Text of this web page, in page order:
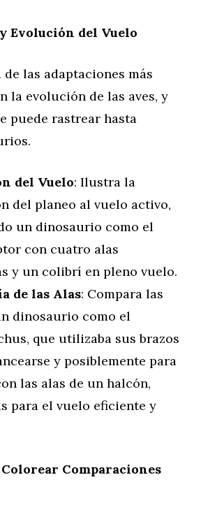
Evolución del Vuelo
las adaptaciones más
la evolución de las aves, y
puede rastrear hasta
del Vuelo: Ilustra la
del planeo al vuelo activo,
un dinosaurio como el
con cuatro alas
y un colibrí en pleno vuelo.
de las Alas: Compara las
dinosaurio como el
que utilizaba sus brazos
y posiblemente para
las alas de un halcón,
para el vuelo eficiente y
Comparaciones